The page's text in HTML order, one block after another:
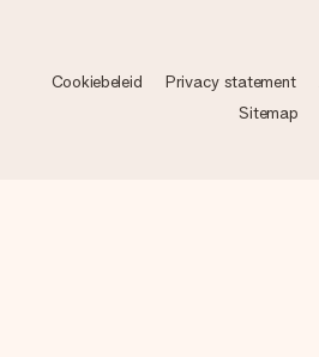
Cookiebeleid Privacy statement
Sitemap